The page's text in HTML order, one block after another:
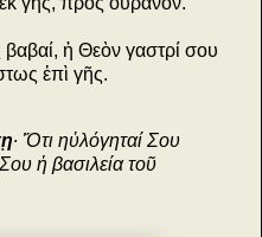
ἡ Θεὸν γαστρί σου
ἐπὶ γῆς.
∙ Ὅτι ηὐλόγηταί Σου
ἡ βασιλεία τοῦ